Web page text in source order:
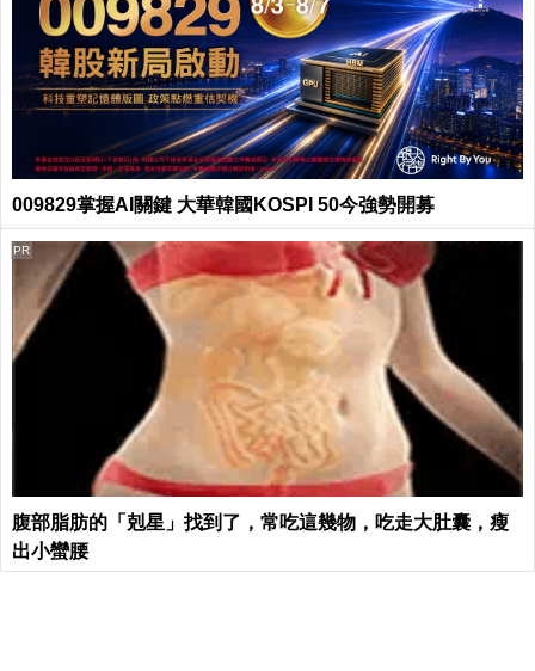
009829掌握AI關鍵 大華韓國KOSPI 50今強勢開募
腹部脂肪的「剋星」找到了，常吃這幾物，吃走大肚囊，瘦
出小蠻腰
PR